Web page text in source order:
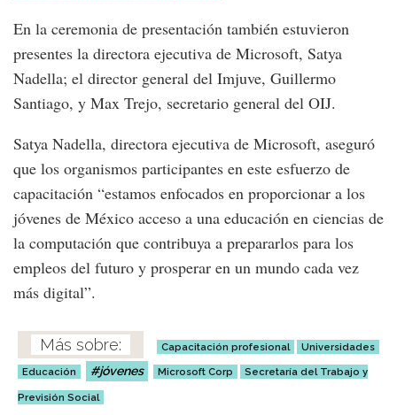
En la ceremonia de presentación también estuvieron
presentes la directora ejecutiva de Microsoft, Satya
Nadella; el director general del Imjuve, Guillermo
Santiago, y Max Trejo, secretario general del OIJ.
Satya Nadella, directora ejecutiva de Microsoft, aseguró
que los organismos participantes en este esfuerzo de
capacitación “estamos enfocados en proporcionar a los
jóvenes de México acceso a una educación en ciencias de
la computación que contribuya a prepararlos para los
empleos del futuro y prosperar en un mundo cada vez
más digital”.
Capacitación profesional
Universidades
Educación
jóvenes Microsoft Corp Secretaría del Trabajo y
Previsión Social